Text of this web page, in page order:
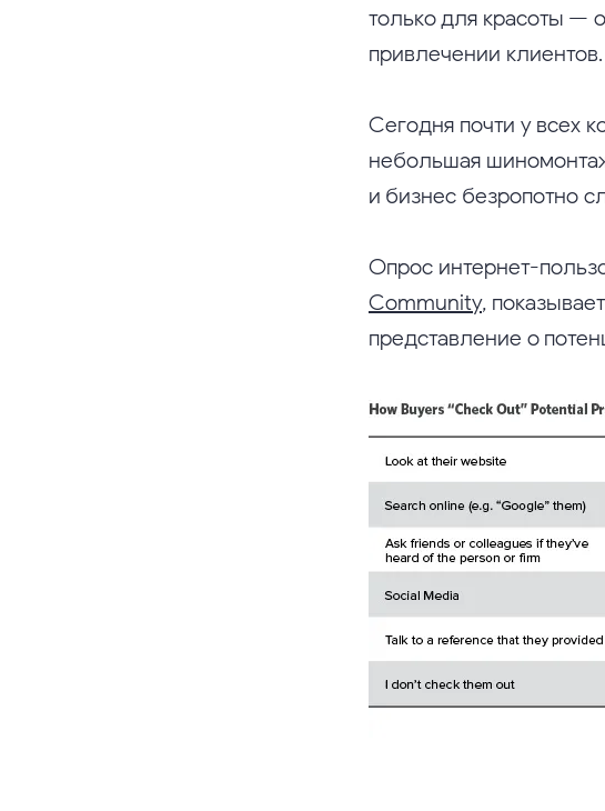
только для красоты —
привлечении клиентов.
Сегодня почти у всех
небольшая
и бизнес безропотно
Опрос интернет-
Community,
представление о